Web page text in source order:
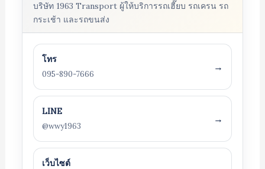
บริษัท 1963 Transport ผู้ให้บริการรถเฮี๊ยบ รถเครน รถ
กระเช้า และรถขนส่ง
โทร
095-890-7666
→
LINE
@wwy1963
→
เว็บไซต์